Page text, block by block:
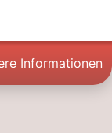
Informationen